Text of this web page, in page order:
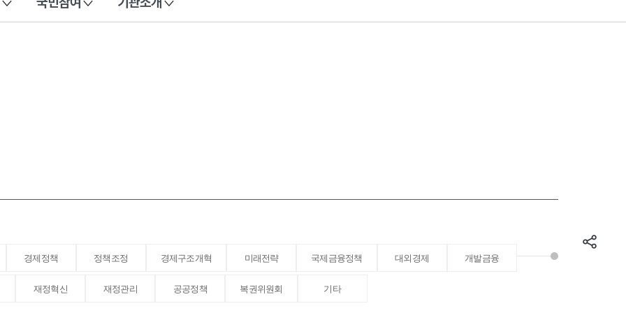
경제정책 정책조정 경제구조개혁 미래전략 국제금융정책 대외경제 개발금융
재정혁신 재정관리 공공정책 복권위원회 기타